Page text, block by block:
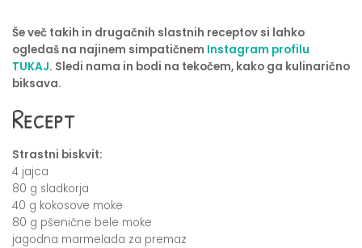
Še več takih in drugačnih slastnih receptov si lahko
ogledaš na najinem simpatičnem Instagram profilu
TUKAJ. Sledi nama in bodi na tekočem, kako ga kulinarično
biksava.
Recept
Strastni biskvit:
4 jajca
80 g sladkorja
40 g kokosove moke
80 g pšenične bele moke
jagodna marmelada za premaz